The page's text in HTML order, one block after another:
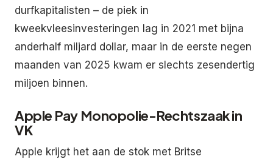
durfkapitalisten – de piek in
kweekvleesinvesteringen lag in 2021 met bijna
anderhalf miljard dollar, maar in de eerste negen
maanden van 2025 kwam er slechts zesendertig
miljoen binnen.
Apple Pay Monopolie-Rechtszaak in
VK
Apple krijgt het aan de stok met Britse